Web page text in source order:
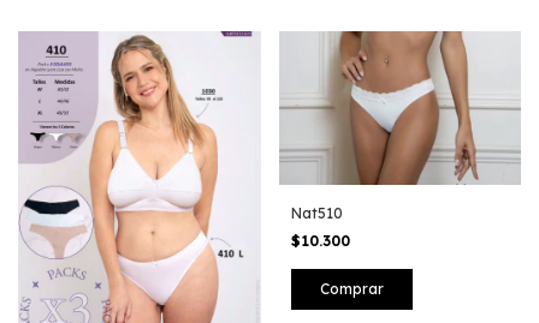
Nat510
$10.300
Comprar